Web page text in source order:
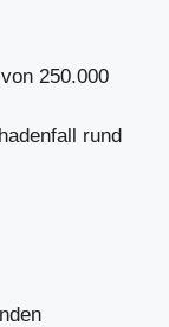
250.000
rund